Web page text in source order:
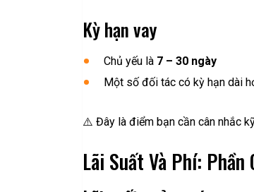
Kỳ hạn vay
Chủ yếu là 7 – 30 ngày
Một số đối tác có kỳ hạn dài
⚠️ Đây là điểm bạn cần cân nhắc
Lãi Suất Và Phí: